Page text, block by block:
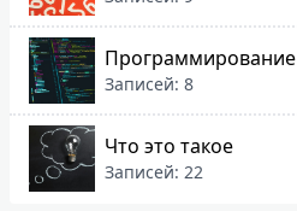
Программирование
Записей: 8
Что это такое
Записей: 22